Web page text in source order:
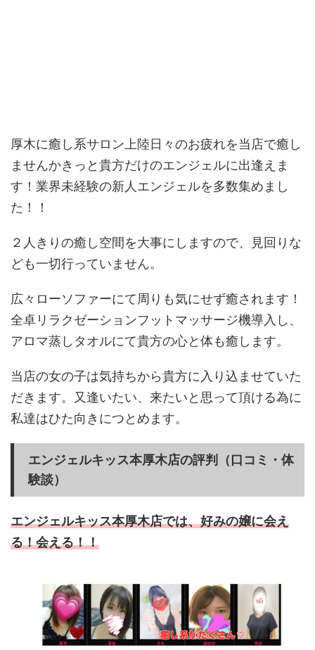
厚木に癒し系サロン上陸日々のお疲れを当店で癒し
ませんかきっと貴方だけのエンジェルに出逢えま
す！業界未経験の新人エンジェルを多数集めまし
た！！
２人きりの癒し空間を大事にしますので、見回りな
ども一切行っていません。
広々ローソファーにて周りも気にせず癒されます！
全卓リラクゼーションフットマッサージ機導入し、
アロマ蒸しタオルにて貴方の心と体も癒します。
当店の女の子は気持ちから貴方に入り込ませていた
だきます。又逢いたい、来たいと思って頂ける為に
私達はひた向きにつとめます。
エンジェルキッス本厚木店の評判（口コミ・体
験談）
エンジェルキッス本厚木店では、好みの嬢に会え
る！会える！！